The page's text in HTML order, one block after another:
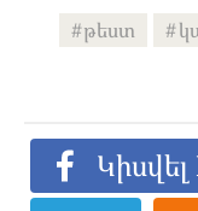
թեստ